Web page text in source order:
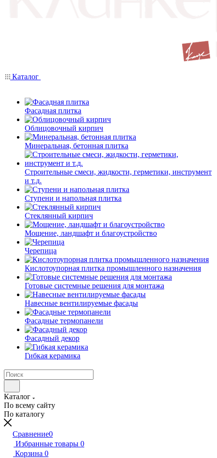
Каталог
Фасадная плитка
Облицовочный кирпич
Минеральная, бетонная плитка
Строительные смеси, жидкости, герметики, инструмент
и т.д.
Ступени и напольная плитка
Cтеклянный кирпич
Мощение, ландшафт и благоустройство
Черепица
Кислотоупорная плитка промышленного назначения
Готовые системные решения для монтажа
Навесные вентилируемые фасады
Фасадные термопанели
Фасадный декор
Гибкая керамика
Каталог
По всему сайту
По каталогу
Сравнение0
Избранные товары 0
Корзина 0